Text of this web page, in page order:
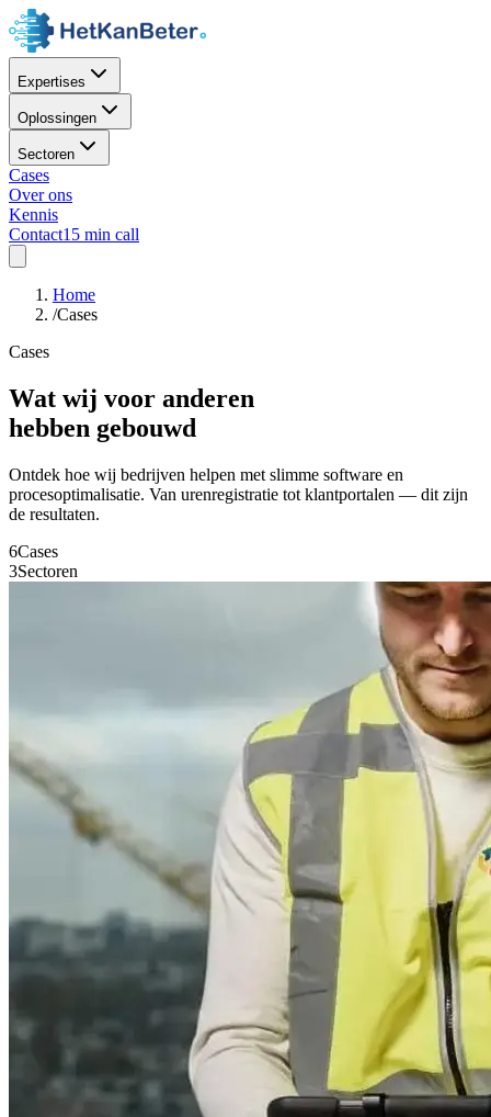
Expertises
Oplossingen
Sectoren
Cases
Over ons
Kennis
Contact15 min call
Home
/Cases
Cases
Wat wij voor anderen
hebben gebouwd
Ontdek hoe wij bedrijven helpen met slimme software en
procesoptimalisatie. Van urenregistratie tot klantportalen — dit zijn
de resultaten.
6Cases
3Sectoren